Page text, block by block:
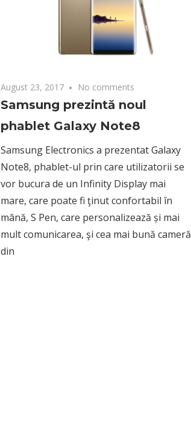
August 23, 2017 No comments
Samsung prezintă noul
phablet Galaxy Note8
Samsung Electronics a prezentat Galaxy
Note8, phablet-ul prin care utilizatorii se
vor bucura de un Infinity Display mai
mare, care poate fi ţinut confortabil în
mână, S Pen, care personalizează și mai
mult comunicarea, şi cea mai bună cameră
din